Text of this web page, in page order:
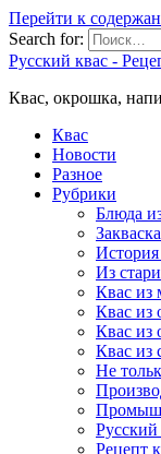
Перейти к
Search for:
Русский квас -
Квас, окрошка,
Квас
Новости
Разное
Рубрики
Блюда
История
Из
Квас из
Квас из
Квас из
Квас из
Не
Русский
Рецепт